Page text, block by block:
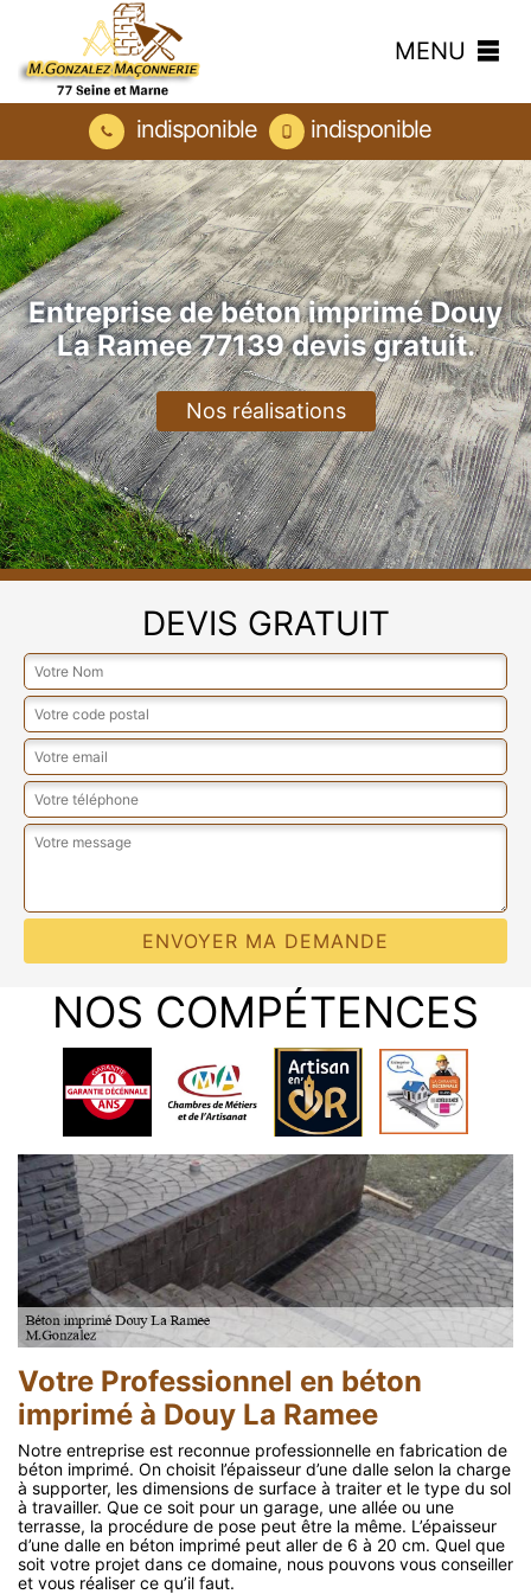
MENU
indisponible indisponible
Entreprise de béton imprimé Douy
La Ramee 77139 devis gratuit.
Nos réalisations
DEVIS GRATUIT
NOS COMPÉTENCES
Votre Professionnel en béton
imprimé à Douy La Ramee
Notre entreprise est reconnue professionnelle en fabrication de
béton imprimé. On choisit l’épaisseur d’une dalle selon la charge
à supporter, les dimensions de surface à traiter et le type du sol
à travailler. Que ce soit pour un garage, une allée ou une
terrasse, la procédure de pose peut être la même. L’épaisseur
d’une dalle en béton imprimé peut aller de 6 à 20 cm. Quel que
soit votre projet dans ce domaine, nous pouvons vous conseiller
et vous réaliser ce qu’il faut.